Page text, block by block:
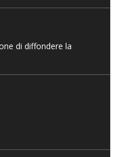
di diffondere la